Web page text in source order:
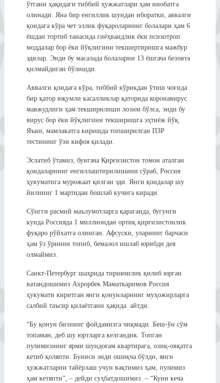
ўтгани ҳақидаги тиббий ҳужжатлари ҳам инобатга
олинади. Яна бир енгиллик шундан иборатки, аввалги
қоидага кўра чет эллик фуқароларнинг болалари ҳам 6
ёшдан тортиб танасида гиёҳвандлик ёки психотроп
моддалар бор ёки йўқлигини текширтиришга мажбур
эдилар. Энди бу масалада болаларни 13 ёшгача безовта
қилмайдиган бўлишди.
Аввалги қоидага кўра, тиббий кўрикдан ўтиш чоғида
бир қатор юқумли касалликлар қаторида коронавирус
мавжудлиги ҳам текширилиши лозим бўлса, энди бу
вирус бор ёки йўқлигини текширишга эҳтиёж йўқ.
Яъни, мамлакатга киришда топширилган ПЗР
тестининг ўзи кифоя қилади.
Эслатиб ўтамиз, бунгача Қирғизистон томон аталган
қоидаларнинг енгиллаштирилишини сўраб, Россия
ҳукуматига мурожаат қилган эди. Янги қоидалар шу
йилнинг 1 мартидан бошлаб кучига киради.
Сўнгги расмий маълумотларга қараганда, бугунги
кунда Россияда 1 миллиондан ортиқ қирғизистонлик
фуқаро рўйхатга олинган. Афсуски, уларнинг барчаси
ҳам ўз ўрнини топиб, бемалол ишлаб юрибди дея
олмаймиз.
Санкт-Петербург шаҳрида тирикчилик қилиб юрган
ватандошимиз Ахрорбек Маматкаримов Россия
ҳукумати киритган янги қонунларнинг муҳожирларга
салбий таъсир қилаётгани ҳақида айтди.
“Бу қонун бизнинг фойдамизга чиқмади. Беш-ўн сўм
топаман, деб шу юртларга келгандик. Топган
пулимизнинг ярми шундоғам квартирага, озиқ-овқатга
кетиб қоляпти. Буниси энди ошиқча бўлди, янги
ҳужжатларни тайёрлаш учун вақтимиз ҳам, пулимиз
ҳам кетяпти”, – дейди суҳбатдошимиз. – “Куни кеча